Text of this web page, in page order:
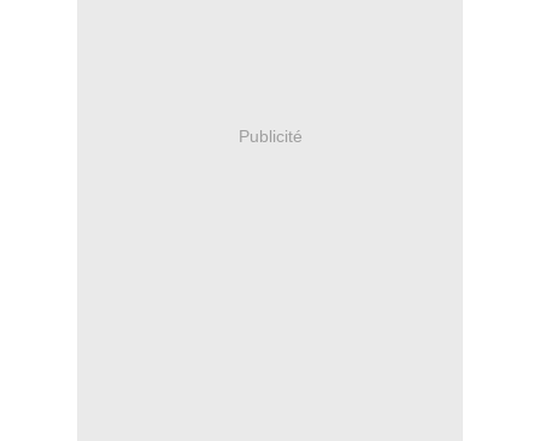
Publicité